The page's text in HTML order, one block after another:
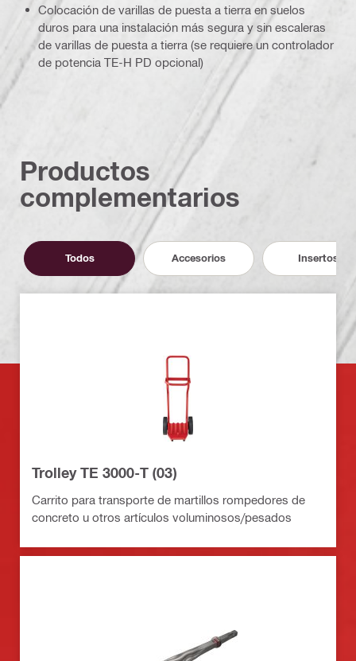
Colocación de varillas de puesta a tierra en suelos
duros para una instalación más segura y sin escaleras
de varillas de puesta a tierra (se requiere un controlador
de potencia TE-H PD opcional)
Productos
complementarios
Todos Accesorios Insertos
Trolley TE 3000-T (03)
Carrito para transporte de martillos rompedores de
concreto u otros artículos voluminosos/pesados